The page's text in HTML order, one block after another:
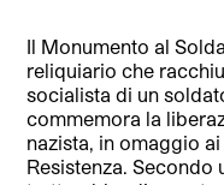
Il Monumento al
reliquiario che
socialista di un
commemora la
nazista, in omaggio
Resistenza. Secondo